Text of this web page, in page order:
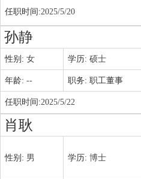
任职时间:2025/5/20
孙静
性别: 女 学历: 硕士
年龄: -- 职务: 职工董事
任职时间:2025/5/22
肖耿
性别: 男 学历: 博士